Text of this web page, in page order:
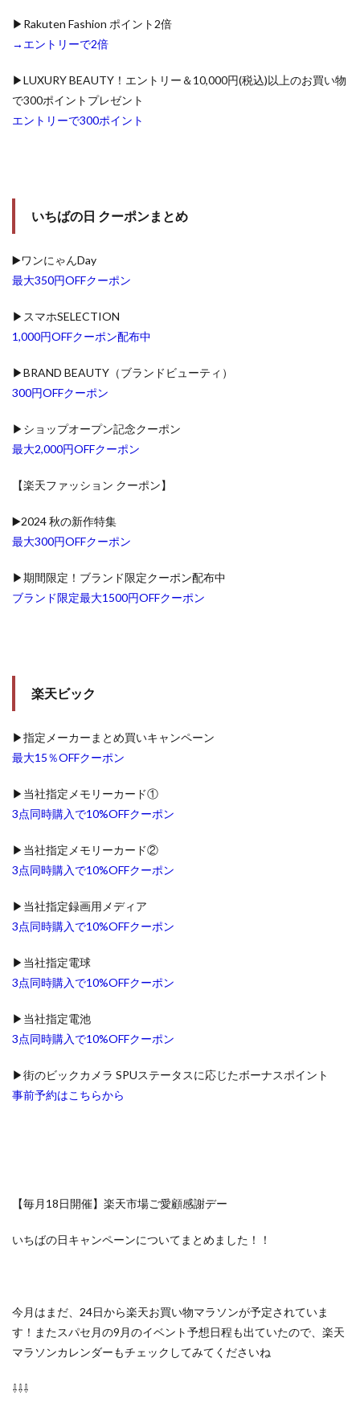
▶Rakuten Fashion ポイント2倍
→エントリーで2倍
▶LUXURY BEAUTY！エントリー＆10,000円(税込)以上のお買い物
で300ポイントプレゼント
エントリーで300ポイント
いちばの日 クーポンまとめ
▶️ワンにゃんDay
最大350円OFFクーポン
▶スマホSELECTION
1,000円OFFクーポン配布中
▶BRAND BEAUTY（ブランドビューティ）
300円OFFクーポン
▶ショップオープン記念クーポン
最大2,000円OFFクーポン
【楽天ファッション クーポン】
▶️2024 秋の新作特集
最大300円OFFクーポン
▶期間限定！ブランド限定クーポン配布中
ブランド限定最大1500円OFFクーポン
楽天ビック
▶指定メーカーまとめ買いキャンペーン
最大15％OFFクーポン
▶当社指定メモリーカード①
3点同時購入で10%OFFクーポン
▶当社指定メモリーカード②
3点同時購入で10%OFFクーポン
▶当社指定録画用メディア
3点同時購入で10%OFFクーポン
▶当社指定電球
3点同時購入で10%OFFクーポン
▶当社指定電池
3点同時購入で10%OFFクーポン
▶街のビックカメラ SPUステータスに応じたボーナスポイント
事前予約はこちらから
【毎月18日開催】楽天市場ご愛顧感謝デー
いちばの日キャンペーンについてまとめました！！
今月はまだ、24日から楽天お買い物マラソンが予定されていま
す！またスパセ月の9月のイベント予想日程も出ていたので、楽天
マラソンカレンダーもチェックしてみてくださいね
⇩⇩⇩